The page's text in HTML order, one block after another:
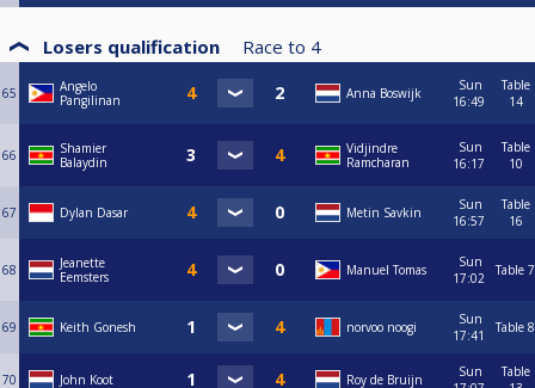
Losers qualification Race to 4
65
Angelo
Pangilinan
Anna Boswijk
Sun
16:49
Table
14
66
Shamier
Balaydin
Vidjindre
Ramcharan
Sun
16:17
Table
10
67 Dylan Dasar Metin Savkin
Sun
16:57
Table
16
68
Jeanette
Eemsters
Manuel Tomas
Sun
17:02
Table 7
69 Keith Gonesh norvoo noogi
Sun
17:41
Table 8
70 John Koot Roy de Bruijn
Sun
Table